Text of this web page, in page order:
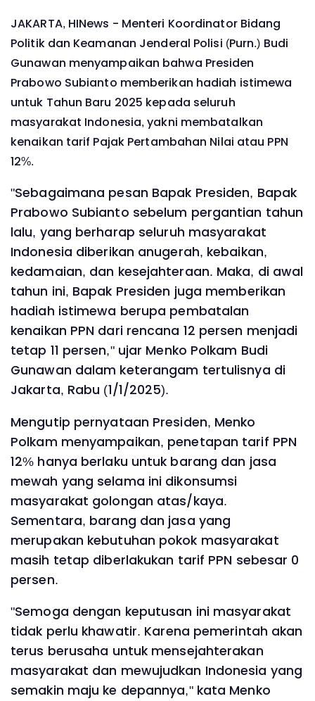
JAKARTA, HINews - Menteri Koordinator Bidang
Politik dan Keamanan Jenderal Polisi (Purn.) Budi
Gunawan menyampaikan bahwa Presiden
Prabowo Subianto memberikan hadiah istimewa
untuk Tahun Baru 2025 kepada seluruh
masyarakat Indonesia, yakni membatalkan
kenaikan tarif Pajak Pertambahan Nilai atau PPN
12%.
"Sebagaimana pesan Bapak Presiden, Bapak
Prabowo Subianto sebelum pergantian tahun
lalu, yang berharap seluruh masyarakat
Indonesia diberikan anugerah, kebaikan,
kedamaian, dan kesejahteraan. Maka, di awal
tahun ini, Bapak Presiden juga memberikan
hadiah istimewa berupa pembatalan
kenaikan PPN dari rencana 12 persen menjadi
tetap 11 persen," ujar Menko Polkam Budi
Gunawan dalam keterangam tertulisnya di
Jakarta, Rabu (1/1/2025).
Mengutip pernyataan Presiden, Menko
Polkam menyampaikan, penetapan tarif PPN
12% hanya berlaku untuk barang dan jasa
mewah yang selama ini dikonsumsi
masyarakat golongan atas/kaya.
Sementara, barang dan jasa yang
merupakan kebutuhan pokok masyarakat
masih tetap diberlakukan tarif PPN sebesar 0
persen.
"Semoga dengan keputusan ini masyarakat
tidak perlu khawatir. Karena pemerintah akan
terus berusaha untuk mensejahterakan
masyarakat dan mewujudkan Indonesia yang
semakin maju ke depannya," kata Menko